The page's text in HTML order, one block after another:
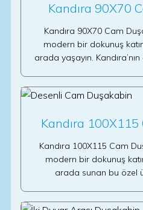
Kandıra 90X70
Kandıra 90X70 Cam
modern bir dokunuş
arada yaşayın.
Kandıra
Kandıra 100X115 Cam
modern bir dokunuş
arada sunan bu özel